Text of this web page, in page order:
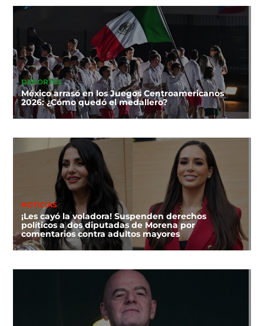
DEPORTES
México arrasó en los Juegos Centroamericanos
2026: ¿Cómo quedó el medallero?
NOTICIAS
¡Les cayó la voladora! Suspenden derechos
políticos a dos diputadas de Morena por
comentarios contra adultos mayores